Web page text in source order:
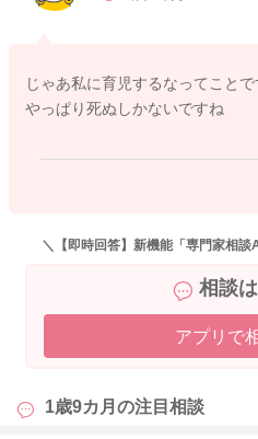
じゃあ私に育児するなってことで
やっぱり死ぬしかないですね
＼【即時回答】新機能「専門家相
相談
アプリで
1歳9カ月の注目相談